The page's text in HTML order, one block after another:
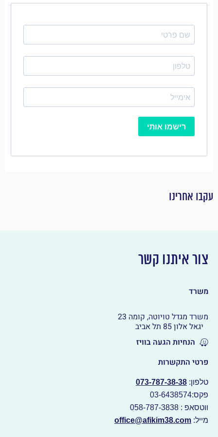
רישמו אותי
עקבו אחרינו
צור איתנו קשר
משרד
משרד מגדל טויוטה, קומה 23
יגאל אלון 85 תל אביב
הנחיות הגעה בוויז
פרטי התקשרות
טלפון: 073-787-38-38
פקס:03-6438574
ווטסאפ : 058-787-3838
מייל: office@afikim38.com